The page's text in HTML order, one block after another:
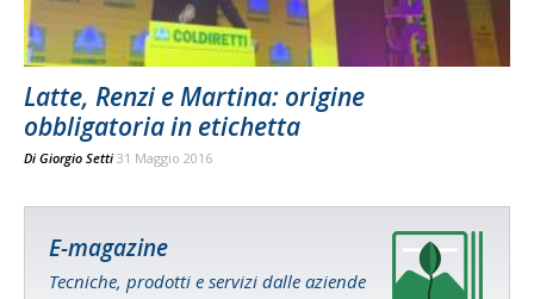
Latte, Renzi e Martina: origine
obbligatoria in etichetta
Di Giorgio Setti 31 Maggio 2016
E-magazine
Tecniche, prodotti e servizi dalle aziende